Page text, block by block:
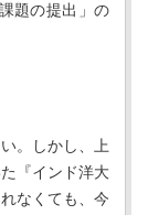
題の提出」の
。しかし、上
『インド洋大
なくても、今